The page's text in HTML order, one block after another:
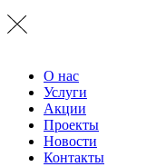
О нас
Услуги
Акции
Проекты
Новости
Контакты